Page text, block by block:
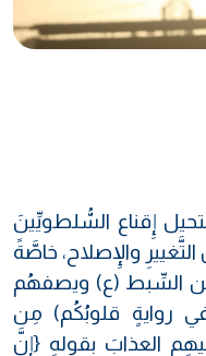
إِقناع السُّلطويِّينَ
والإِصلاح، خاصَّةً
السِّبط (ع) ويصفهُم
روايةٍ قلوبُكُم) مِن
العذابَ بقولهِ {إِنَّ